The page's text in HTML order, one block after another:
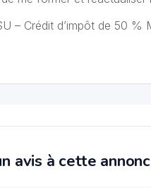
– Crédit d’impôt de 50
avis à cette